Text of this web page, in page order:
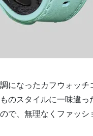
になったカフウォッ
のスタイルに一味違
で、無理なくファッ